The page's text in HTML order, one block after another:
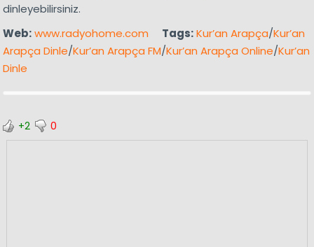
dinleyebilirsiniz.
Web:www.radyohome.com Tags:Kur’an Arapça/Kur’an
Arapça Dinle/Kur’an Arapça FM/Kur’an Arapça Online/Kur’an
Dinle
+2 0